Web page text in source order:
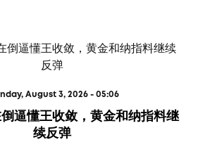
August 3, 2026 - 05:06
逼懂王收敛，黄金和纳指料继
续反弹